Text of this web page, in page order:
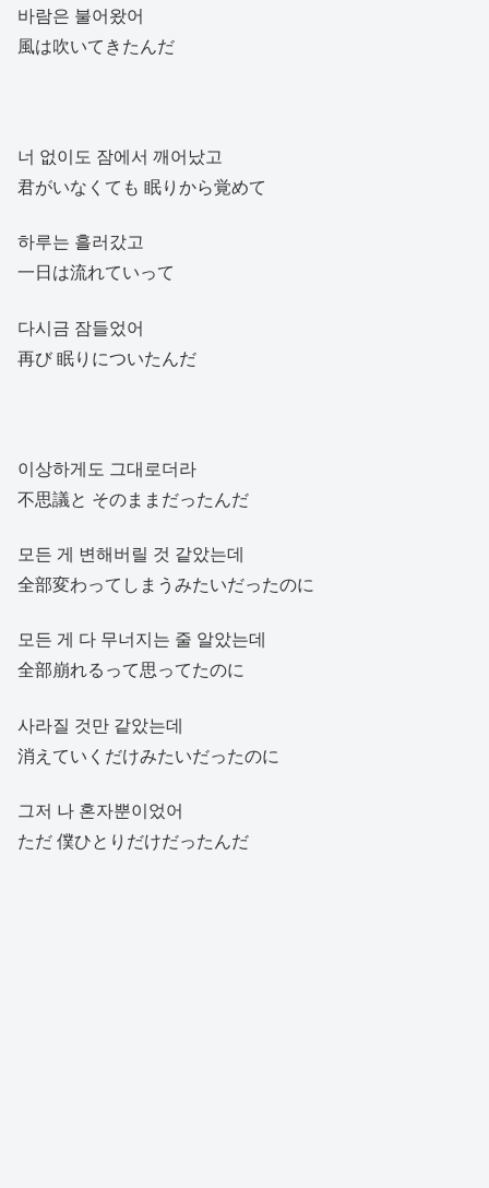
바람은 불어왔어
風は吹いてきたんだ
너 없이도 잠에서 깨어났고
君がいなくても 眠りから覚めて
하루는 흘러갔고
一日は流れていって
다시금 잠들었어
再び 眠りについたんだ
이상하게도 그대로더라
不思議と そのままだったんだ
모든 게 변해버릴 것 같았는데
全部変わってしまうみたいだったのに
모든 게 다 무너지는 줄 알았는데
全部崩れるって思ってたのに
사라질 것만 같았는데
消えていくだけみたいだったのに
그저 나 혼자뿐이었어
ただ 僕ひとりだけだったんだ